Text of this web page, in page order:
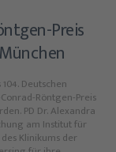
Preis
Deutschen
Röntgen-Preis
PD Dr. Alexandra
am Institut für
Klinikums der